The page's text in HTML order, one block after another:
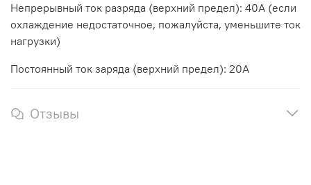
Непрерывный ток разряда (верхний предел): 40A (если
охлаждение недостаточное, пожалуйста, уменьшите ток
нагрузки)
Постоянный ток заряда (верхний предел): 20А
Отзывы